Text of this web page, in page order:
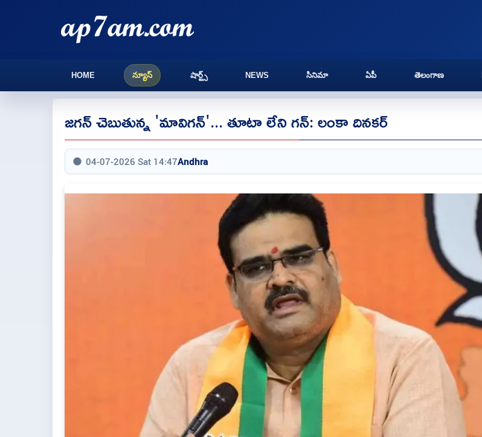
HOME న్యూస్ షార్ట్స్ NEWS సినిమా ఏపీ తెలంగాణ
జగన్ చెబుతున్న 'మావిగన్'... తూటా లేని గన్: లంకా దినకర్
04-07-2026 Sat 14:47Andhra